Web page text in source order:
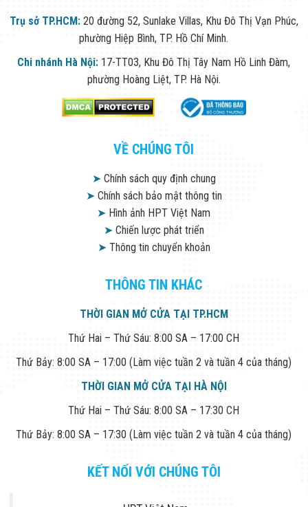
Trụ sở TP.HCM: 20 đường 52, Sunlake Villas, Khu Đô Thị Vạn Phúc,
phường Hiệp Bình, TP. Hồ Chí Minh.
Chi nhánh Hà Nội: 17-TT03, Khu Đô Thị Tây Nam Hồ Linh Đàm,
phường Hoàng Liệt, TP. Hà Nội.
VỀ CHÚNG TÔI
➤Chính sách quy định chung
➤Chính sách bảo mật thông tin
➤ Hình ảnh HPT Việt Nam
➤Chiến lược phát triển
➤Thông tin chuyển khoản
THÔNG TIN KHÁC
THỜI GIAN MỞ CỬA TẠI TP.HCM
Thứ Hai – Thứ Sáu: 8:00 SA – 17:00 CH
Thứ Bảy: 8:00 SA – 17:00 (Làm việc tuần 2 và tuần 4 của tháng)
THỜI GIAN MỞ CỬA TẠI HÀ NỘI
Thứ Hai – Thứ Sáu: 8:00 SA – 17:30 CH
Thứ Bảy: 8:00 SA – 17:30 (Làm việc tuần 2 và tuần 4 của tháng)
KẾT NỐI VỚI CHÚNG TÔI